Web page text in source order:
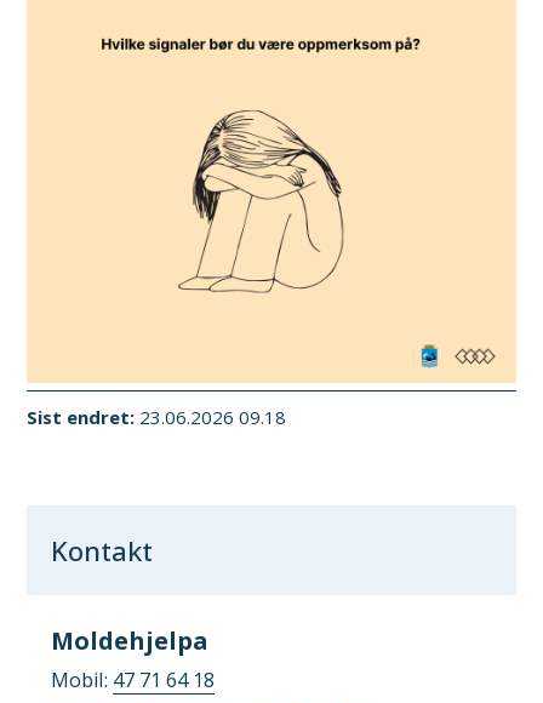
Sist endret 23.06.2026 09.18
Kontakt
Moldehjelpa
Mobil 47 71 64 18